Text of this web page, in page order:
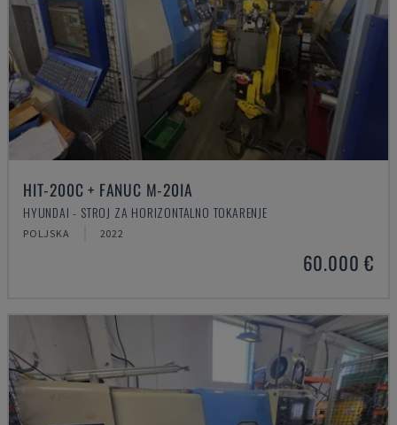
HIT-200C + FANUC M-20IA
HYUNDAI - STROJ ZA HORIZONTALNO TOKARENJE
POLJSKA 2022
60.000 €